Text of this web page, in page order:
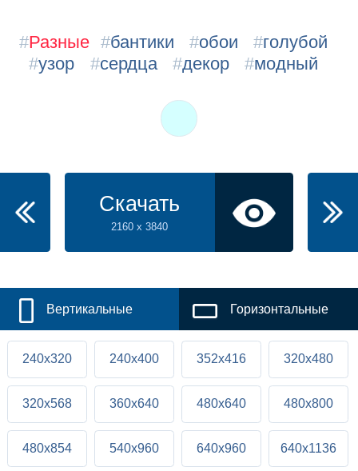
#Разные #бантики #обои #голубой
#узор #сердца #декор #модный
Скачать
2160 x 3840
Вертикальные Горизонтальные
240x320 240x400 352x416 320x480
320x568 360x640 480x640 480x800
480x854 540x960 640x960 640x1136